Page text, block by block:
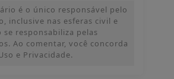
é o único responsável pelo
inclusive nas esferas civil e
se responsabiliza pelas
Ao comentar, você concorda
e Privacidade.